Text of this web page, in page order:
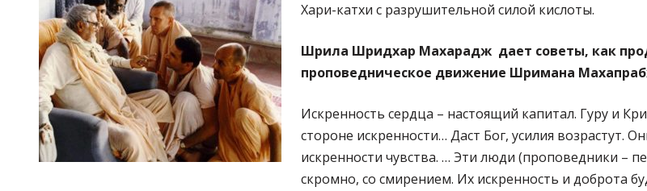
Хари-катхи с разрушительной силой кислоты.
Шрила Шридхар Махарадж дает советы, как
проповедническое движение Шримана
Искренность сердца – настоящий капитал. Гуру и
стороне искренности… Даст Бог, усилия возрастут.
искренности чувства. … Эти люди (проповедники –
скромно, со смирением. Их искренность и доброта